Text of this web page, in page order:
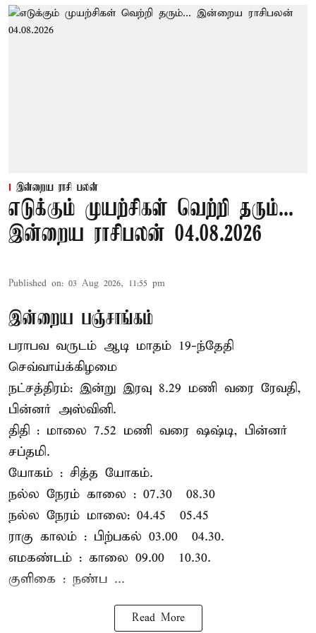
இன்றைய ராசி பலன்
எடுக்கும் முயற்சிகள் வெற்றி தரும்...
இன்றைய ராசிபலன் 04.08.2026
Published on: 03 Aug 2026, 11:55 pm
இன்றைய பஞ்சாங்கம்
பராபவ வருடம் ஆடி மாதம் 19-ந்தேதி
செவ்வாய்க்கிழமை
நட்சத்திரம்: இன்று இரவு 8.29 மணி வரை ரேவதி,
பின்னர் அஸ்வினி.
திதி : மாலை 7.52 மணி வரை ஷஷ்டி, பின்னர்
சப்தமி.
யோகம் : சித்த யோகம்.
நல்ல நேரம் காலை : 07.30 – 08.30
நல்ல நேரம் மாலை: 04.45 – 05.45
ராகு காலம் : பிற்பகல் 03.00 – 04.30.
எமகண்டம் : காலை 09.00 – 10.30.
குளிகை : நண்ப ...
Read More